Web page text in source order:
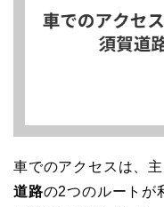
車でのアクセスは、主
道路の2つのルートが